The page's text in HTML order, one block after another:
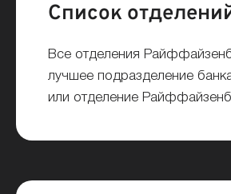
Список
Все отделения
лучшее подразделение
или отделение